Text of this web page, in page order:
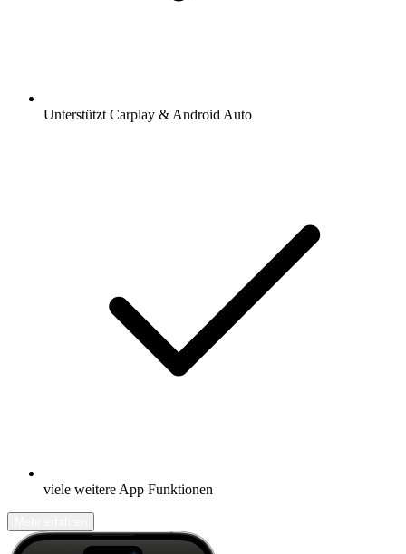
Unterstützt Carplay & Android Auto
viele weitere App Funktionen